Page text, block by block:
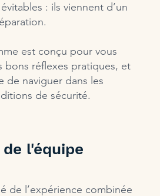
: ils viennent d’un
est conçu pour vous
bons réflexes pratiques, et
de naviguer dans les
de sécurité.
l'équipe
de l’expérience combinée